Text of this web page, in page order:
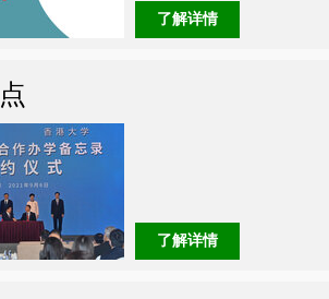
了解详情
了解详情